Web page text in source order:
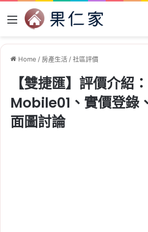
Menu
Home / 房產生活/社區評價
【雙捷匯】評價介紹
Mobile01、實價登錄
面圖討論